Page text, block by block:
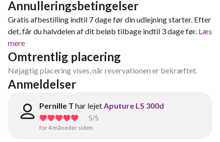
Annulleringsbetingelser
Gratis afbestilling indtil 7 dage før din udlejning starter. Efter
det, får du halvdelen af dit beløb tilbage indtil 3 dage før. Læs
mere
Omtrentlig placering
Nøjagtig placering vises, når reservationen er bekræftet.
Anmeldelser
Pernille T har lejetAputure LS 300d
5/5
for 4 måneder siden